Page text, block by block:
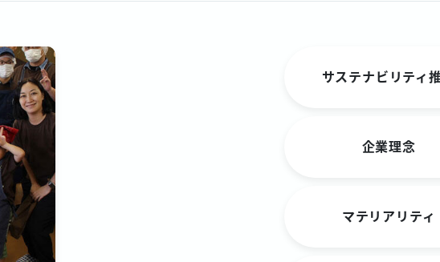
サステナビリティ
企業理念
マテリアリティ